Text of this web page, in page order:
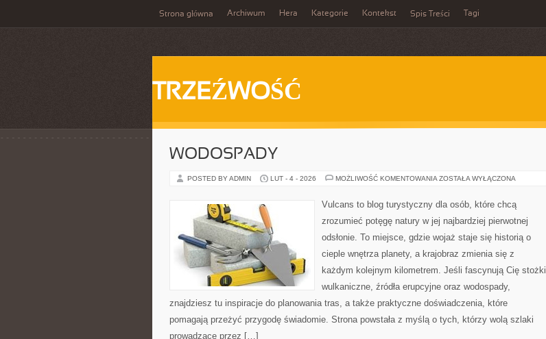
Strona główna Archiwum Hera Kategorie Kontekst Spis Treści Tagi
TRZEŹWOŚĆ
WODOSPADY
POSTED BY ADMIN LUT - 4 - 2026 MOŻLIWOŚĆ KOMENTOWANIA WODOSPADY
ZOSTAŁA WYŁĄCZONA
Vulcans to blog turystyczny dla osób, które chcą
zrozumieć potęgę natury w jej najbardziej pierwotnej
odsłonie. To miejsce, gdzie wojaż staje się historią o
cieple wnętrza planety, a krajobraz zmienia się z
każdym kolejnym kilometrem. Jeśli fascynują Cię stożki
wulkaniczne, źródła erupcyjne oraz wodospady,
znajdziesz tu inspiracje do planowania tras, a także praktyczne doświadczenia, które
pomagają przeżyć przygodę świadomie. Strona powstała z myślą o tych, którzy wolą szlaki
prowadzące przez […]